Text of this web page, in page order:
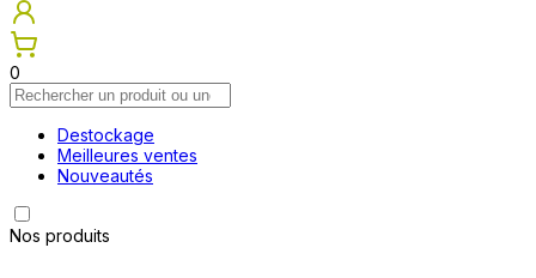
0
Destockage
Meilleures ventes
Nouveautés
Nos produits